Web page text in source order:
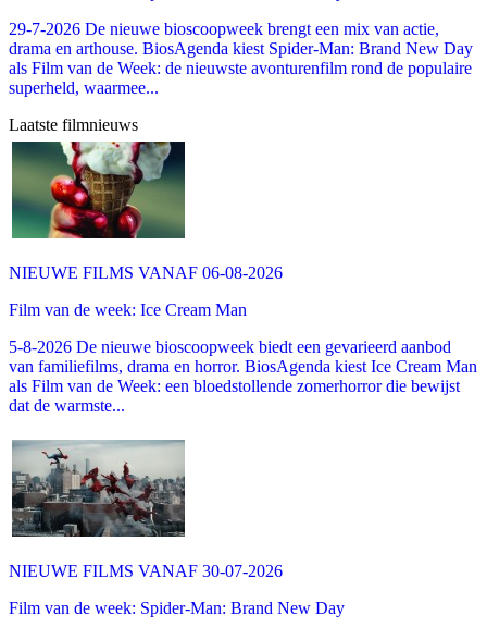
29-7-2026 De nieuwe bioscoopweek brengt een mix van actie,
drama en arthouse. BiosAgenda kiest Spider-Man: Brand New Day
als Film van de Week: de nieuwste avonturenfilm rond de populaire
superheld, waarmee...
Laatste filmnieuws
NIEUWE FILMS VANAF 06-08-2026
Film van de week: Ice Cream Man
5-8-2026 De nieuwe bioscoopweek biedt een gevarieerd aanbod
van familiefilms, drama en horror. BiosAgenda kiest Ice Cream Man
als Film van de Week: een bloedstollende zomerhorror die bewijst
dat de warmste...
NIEUWE FILMS VANAF 30-07-2026
Film van de week: Spider-Man: Brand New Day